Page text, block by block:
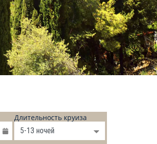
Длительность круиза